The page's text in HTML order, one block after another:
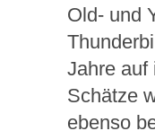
Old- und
Jahre auf
Schätze
ebenso